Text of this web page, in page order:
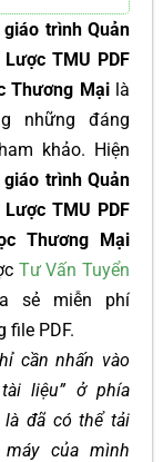
giáo trình Quản
Lược TMU PDF
Thương Mạilà
những đáng
khảo. Hiện
giáo trình Quản
Lược TMU PDF
Thương Mại
Tư Vấn Tuyển
sẻ miễn phí
file PDF.
cần nhấn vào
liệu” ở phía
là đã có thể tải
của mình